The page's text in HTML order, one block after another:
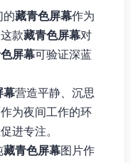
的藏青色屏幕作为
款藏青色屏幕对
屏幕可验证深蓝
幕营造平静、沉思
为夜间工作的环
进专注。
藏青色屏幕图片作